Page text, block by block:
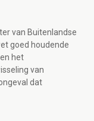
van Buitenlandse
goed houdende
het
van
dat